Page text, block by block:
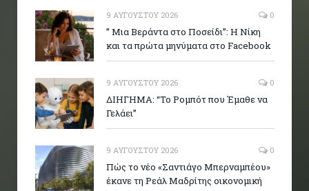
9 ΑΥΓΟΎΣΤΟΥ 2026 0
” Μια Βεράντα στο Ποσείδι”: Η Νίκη
και τα πρώτα μηνύματα στο Facebook
9 ΑΥΓΟΎΣΤΟΥ 2026 0
ΔΙΗΓΗΜΑ: “Το Ρομπότ που Έμαθε να
Γελάει”
9 ΑΥΓΟΎΣΤΟΥ 2026 0
Πώς το νέο «Σαντιάγο Μπερναμπέου»
έκανε τη Ρεάλ Μαδρίτης οικονομική